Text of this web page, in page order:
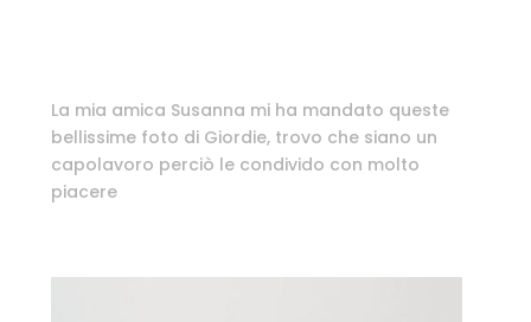
La mia amica Susanna mi ha mandato queste
bellissime foto di Giordie, trovo che siano un
capolavoro perciò le condivido con molto
piacere